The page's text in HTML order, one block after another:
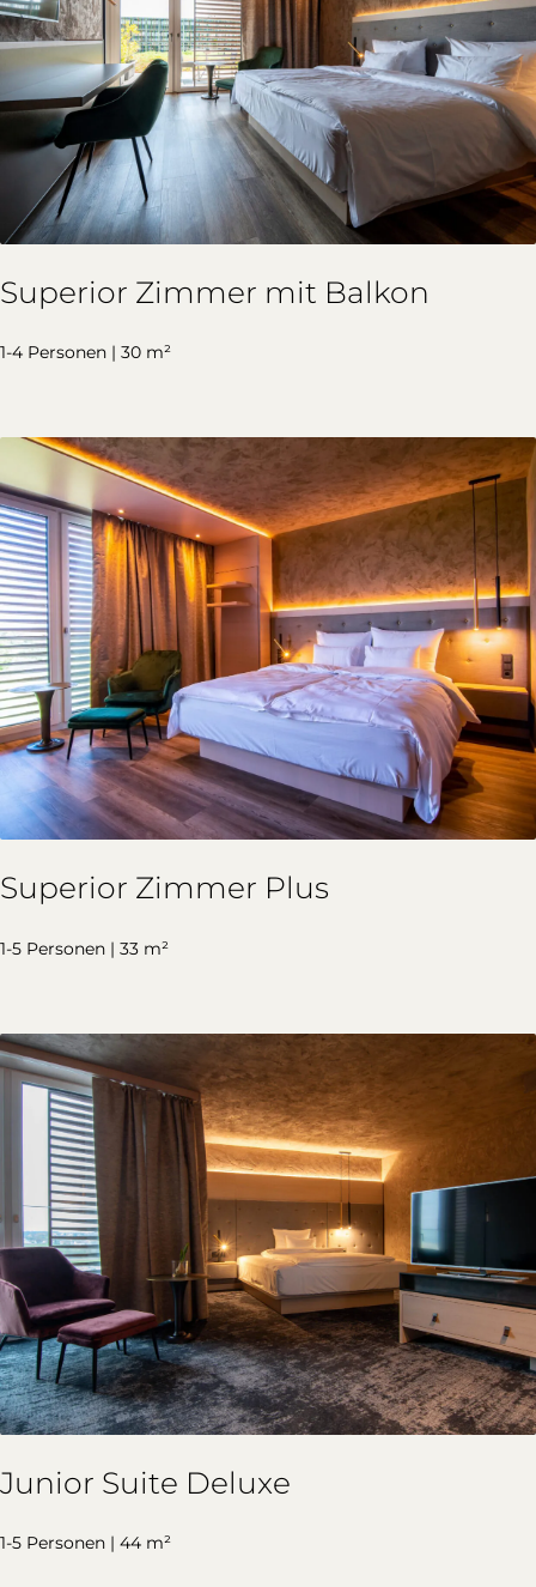
Superior Zimmer mit Balkon
1-4 Personen | 30 m²
Superior Zimmer Plus
1-5 Personen | 33 m²
Junior Suite Deluxe
1-5 Personen | 44 m²